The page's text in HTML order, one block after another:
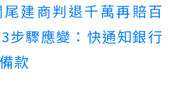
建商判退千萬再賠百
步驟應變：快通知銀行
款